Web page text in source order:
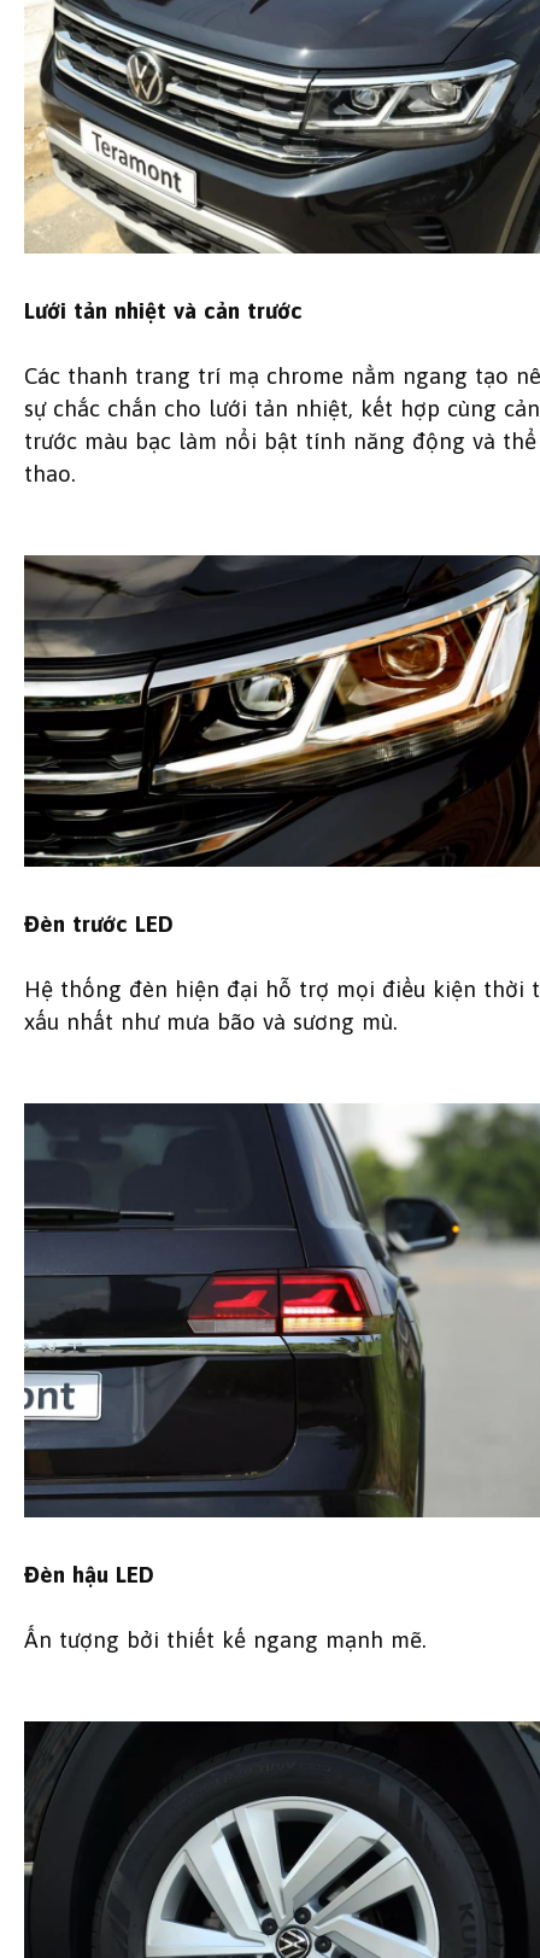
Lưới tản nhiệt và cản trước
Các thanh trang trí mạ chrome nằm ngang tạo
sự chắc chắn cho lưới tản nhiệt, kết hợp cùng cản
trước màu bạc làm nổi bật tính năng động và thể
thao.
Đèn trước LED
Hệ thống đèn hiện đại hỗ trợ mọi điều kiện thời
xấu nhất như mưa bão và sương mù.
Đèn hậu LED
Ấn tượng bởi thiết kế ngang mạnh mẽ.